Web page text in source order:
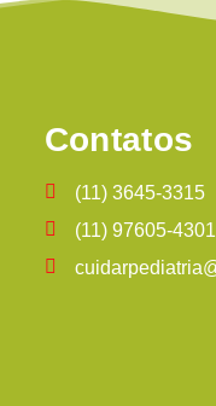
Contatos
(11) 3645-3315
(11) 97605-4301